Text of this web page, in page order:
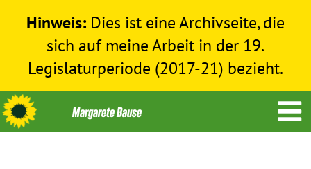
Hinweis: Dies ist eine Archivseite, die
sich auf meine Arbeit in der 19.
Legislaturperiode (2017-21) bezieht.